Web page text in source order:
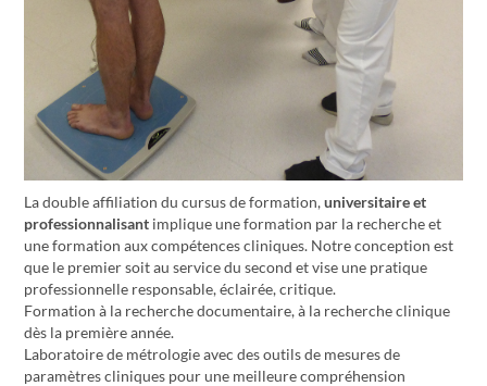
La double affiliation du cursus de formation,universitaire et
professionnalisant implique une formation par la recherche et
une formation aux compétences cliniques. Notre conception est
que le premier soit au service du second et vise une pratique
professionnelle responsable, éclairée, critique.
Formation à la recherche documentaire, à la recherche clinique
dès la première année.
Laboratoire de métrologie avec des outils de mesures de
paramètres cliniques pour une meilleure compréhension